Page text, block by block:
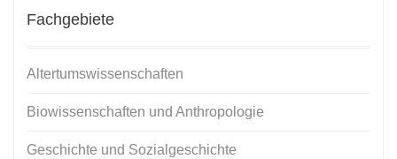
Fachgebiete
Altertumswissenschaften
Biowissenschaften und Anthropologie
Geschichte und Sozialgeschichte